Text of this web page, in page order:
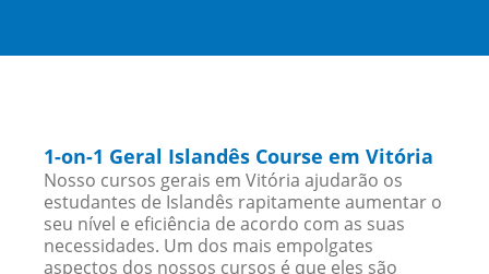
1-on-1 Geral Islandês Course em Vitória
Nosso cursos gerais em Vitória ajudarão os
estudantes de Islandês rapitamente aumentar o
seu nível e eficiência de acordo com as suas
necessidades. Um dos mais empolgates
aspectos dos nossos cursos é que eles são